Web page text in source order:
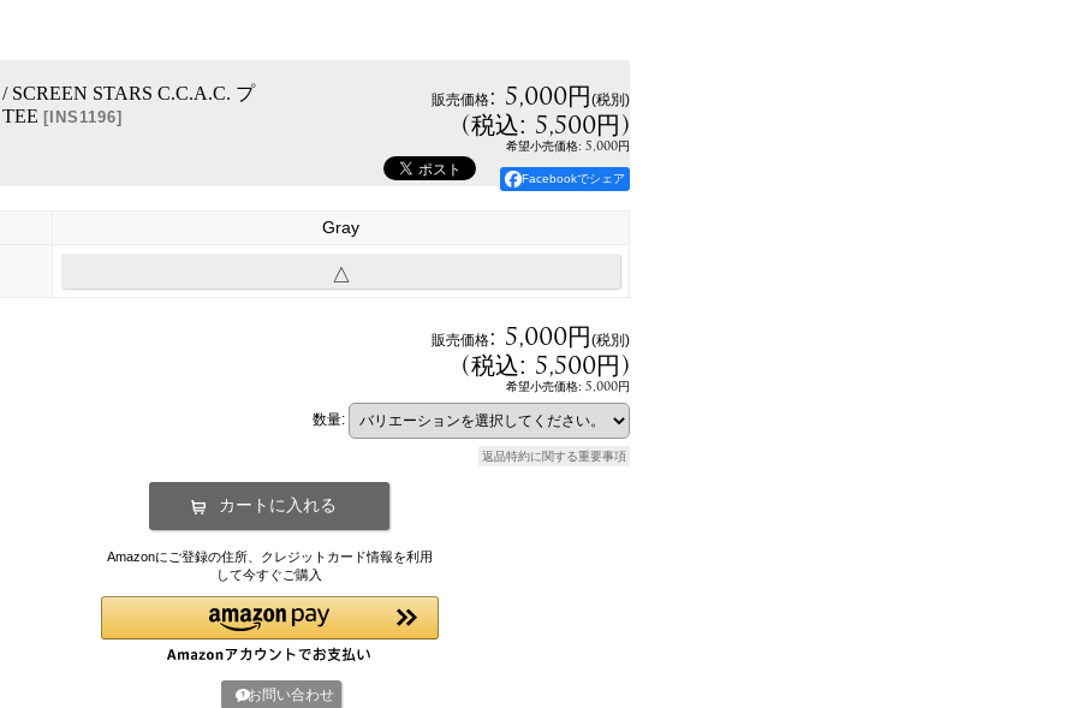
/ SCREEN STARS C.C.A.C. プ
[ INS1196]
販売価格: 5,000円(税別)
(税込: 5,500円)
希望小売価格: 5,000円
Facebookでシェア
Gray
△
販売価格: 5,000円(税別)
(税込: 5,500円)
希望小売価格: 5,000円
数量:
返品特約に関する重要事項
Amazonにご登録の住所、クレジットカード情報を利用
して今すぐご購入
お問い合わせ